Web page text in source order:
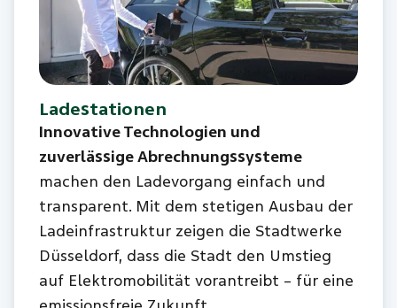
Ladestationen
Innovative Technologien und
zuverlässige Abrechnungssysteme
machen den Ladevorgang einfach und
transparent. Mit dem stetigen Ausbau der
Ladeinfrastruktur zeigen die Stadtwerke
Düsseldorf, dass die Stadt den Umstieg
auf Elektromobilität vorantreibt – für eine